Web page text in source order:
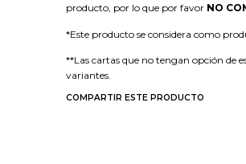
producto, por lo que por favor NO
*Este producto se considera como
**Las cartas que no tengan opción de
variantes.
COMPARTIR ESTE PRODUCTO